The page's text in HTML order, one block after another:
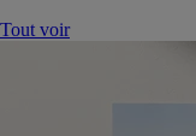
Tout voir